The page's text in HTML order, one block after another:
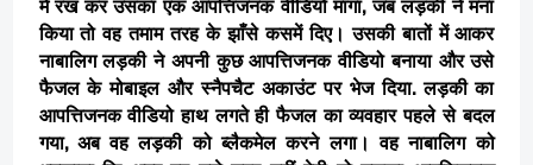
किया तो वह तमाम तरह के झाँसे कसमें दिए। उसकी बातों में आकर
नाबालिग लड़की ने अपनी कुछ आपत्तिजनक वीडियो बनाया और उसे
फैजल के मोबाइल और स्नैपचैट अकाउंट पर भेज दिया. लड़की का
आपत्तिजनक वीडियो हाथ लगते ही फैजल का व्यवहार पहले से बदल
गया, अब वह लड़की को ब्लैकमेल करने लगा। वह नाबालिग को